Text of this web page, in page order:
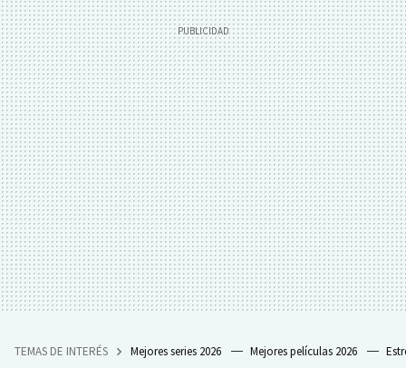
TEMAS DE INTERÉS Mejores series 2026 Mejores películas 2026